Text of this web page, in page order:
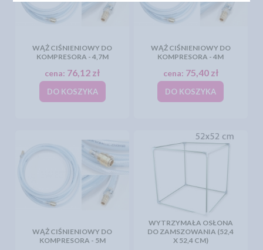
WĄŻ CIŚNIENIOWY DO
KOMPRESORA - 4,7M
cena: 76,12 zł
DO KOSZYKA
WĄŻ CIŚNIENIOWY DO
KOMPRESORA - 4M
cena: 75,40 zł
DO KOSZYKA
WĄŻ CIŚNIENIOWY DO
KOMPRESORA - 5M
WYTRZYMAŁA OSŁONA
DO ZAMSZOWANIA (52,4
X 52,4 CM)